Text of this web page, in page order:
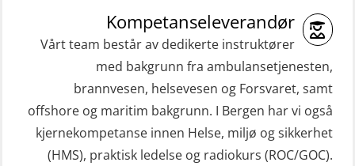
HLO/MOB/Søk- og Redningslag
kombinasjon – repetisjon (OSC1162)
HLO/Søk & Redningslag kombinasjon
– repetisjon (OSC1161)
Helikopterevakuering inkl.
Pustelunge (OSE1251)
ROC sertifikat repetisjon (GMDSS)
(ORC103)
STCW Grunnkurs Redningsfarkoster
(MBSBLE022)
STCW Hurtiggående mann over bord
båt (HMOB) (MSE100)
Kompetanseleverandør
Vårt team består av dedikerte instruktører
med bakgrunn fra ambulansetjenesten,
brannvesen, helsevesen og Forsvaret, samt
offshore og maritim bakgrunn. I Bergen har vi også
kjernekompetanse innen Helse, miljø og sikkerhet
(HMS), praktisk ledelse og radiokurs (ROC/GOC).